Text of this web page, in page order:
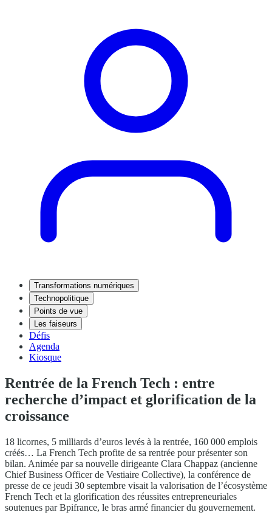
Transformations numériques
Technopolitique
Points de vue
Les faiseurs
Défis
Agenda
Kiosque
Rentrée de la French Tech : entre
recherche d’impact et glorification de la
croissance
18 licornes, 5 milliards d’euros levés à la rentrée, 160 000 emplois
créés… La French Tech profite de sa rentrée pour présenter son
bilan. Animée par sa nouvelle dirigeante Clara Chappaz (ancienne
Chief Business Officer de Vestiaire Collective), la conférence de
presse de ce jeudi 30 septembre visait la valorisation de l’écosystème
French Tech et la glorification des réussites entrepreneuriales
soutenues par Bpifrance, le bras armé financier du gouvernement.